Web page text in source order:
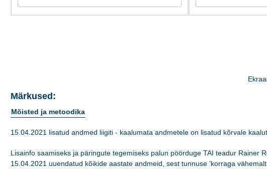
Märkused:
Mõisted ja metoodika
15.04.2021 lisatud andmed liigiti - kaalumata andmetele on lisatud kõrvale
Lisainfo saamiseks ja päringute tegemiseks palun pöörduge TAI teadur Rainer
15.04.2021 uuendatud kõikide aastate andmeid, sest tunnuse ’korraga